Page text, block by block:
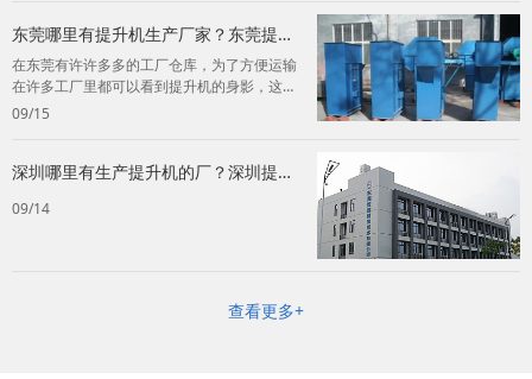
东莞哪里有提升机生产厂家？东莞提升
机生产厂家推荐！
在东莞有许许多多的工厂仓库，为了方便运输
在许多工厂里都可以看到提升机的身影，这个
快捷的工具也是为许多老板节约了不少的成
09/15
深圳哪里有生产提升机的厂？深圳提升
机生产厂家！
09/14
查看更多+